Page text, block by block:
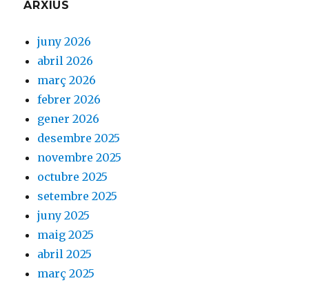
ARXIUS
juny 2026
abril 2026
març 2026
febrer 2026
gener 2026
desembre 2025
novembre 2025
octubre 2025
setembre 2025
juny 2025
maig 2025
abril 2025
març 2025